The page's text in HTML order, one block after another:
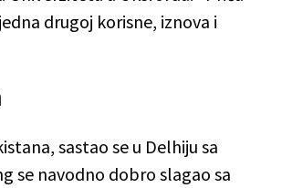
drugoj korisne, iznova i
sastao se u Delhiju sa
se navodno dobro slagao sa